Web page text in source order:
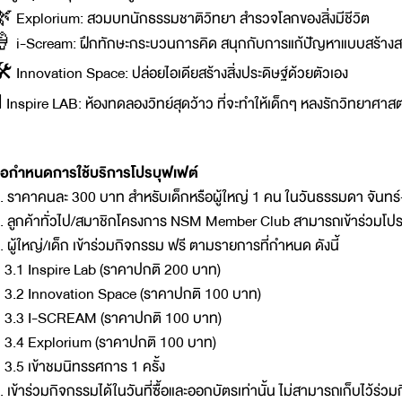
Explorium: สวมบทนักธรรมชาติวิทยา สำรวจโลกของสิ่งมีชีวิต
i-Scream: ฝึกทักษะกระบวนการคิด สนุกกับการแก้ปัญหาแบบสร้าง
Space: ปล่อยไอเดียสร้างสิ่งประดิษฐ์ด้วยตัวเอง
Inspire LAB: ห้องทดลองวิทย์สุดว้าว ที่จะทำให้เด็กๆ หลงรักวิทยาศาส
กำหนดการใช้บริการโปรบุฟเฟต์
ราคาคนละ 300 บาท สำหรับเด็กหรือผู้ใหญ่ 1 คน ในวันธรรมดา จัน
ลูกค้าทั่วไป/สมาชิกโครงการ NSM Member Club สามารถเข้าร่วมโ
ผู้ใหญ่/เด็ก เข้าร่วมกิจกรรม ฟรี ตามรายการที่กำหนด ดังนี้
Inspire Lab (ราคาปกติ 200 บาท)
Innovation Space (ราคาปกติ 100 บาท)
I-SCREAM (ราคาปกติ 100 บาท)
Explorium (ราคาปกติ 100 บาท)
เข้าชมนิทรรศการ 1 ครั้ง
เข้าร่วมกิจกรรมได้ในวันที่ซื้อและออกบัตรเท่านั้น ไม่สามารถเก็บไว้ร่ว